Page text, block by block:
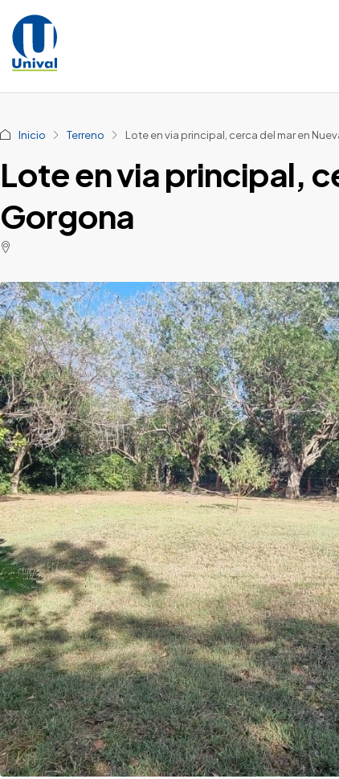
Inicio Terreno Lote en via principal, cerca del mar en
Lote en via principal,
Gorgona